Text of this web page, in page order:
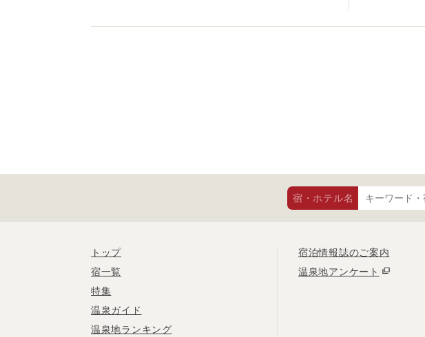
宿・ホテル名
トップ
宿一覧
特集
温泉ガイド
温泉地ランキング
宿泊情報誌のご案内
温泉地アンケート